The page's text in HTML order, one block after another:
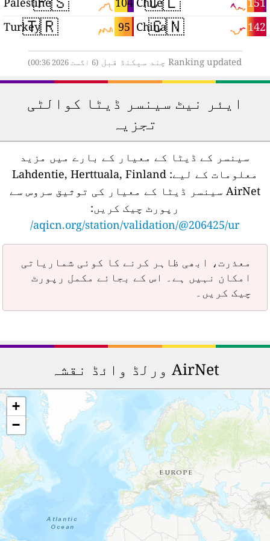
🇨🇳 142
China
🇹🇷 95
Turkey
Ranking updated چند سیکنڈ قبل (6 اگست 2026 00:36)
ایئر نیٹ سینسر ڈیٹا کوالٹی
تجزیہ
سینسر کے ڈیٹا کے معیار کے بارے میں مزید
معلومات کے لیے:Lahdentie, Herttuala, Finland
AirNet سینسر ڈیٹا کے معیار کی توثیق سروس سے
رپورٹ چیک کریں:
aqicn.org/station/validation/@206425/ur/
معذرت، ابھی ظاہر کرنے کا کوئی شماریاتی
امکان نہیں ہے۔ اس کے بجائے مکمل رپورٹ
چیک کریں۔
AirNet ورلڈ وائڈ نقشہ
+
−